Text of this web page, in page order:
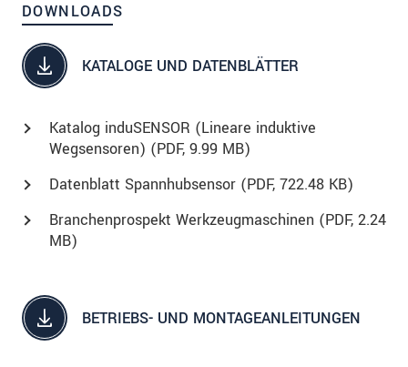
DOWNLOADS
KATALOGE UND DATENBLÄTTER
Katalog induSENSOR (Lineare induktive
Wegsensoren) (PDF, 9.99 MB)
Datenblatt Spannhubsensor (PDF, 722.48 KB)
Branchenprospekt Werkzeugmaschinen (PDF, 2.24
MB)
BETRIEBS- UND MONTAGEANLEITUNGEN